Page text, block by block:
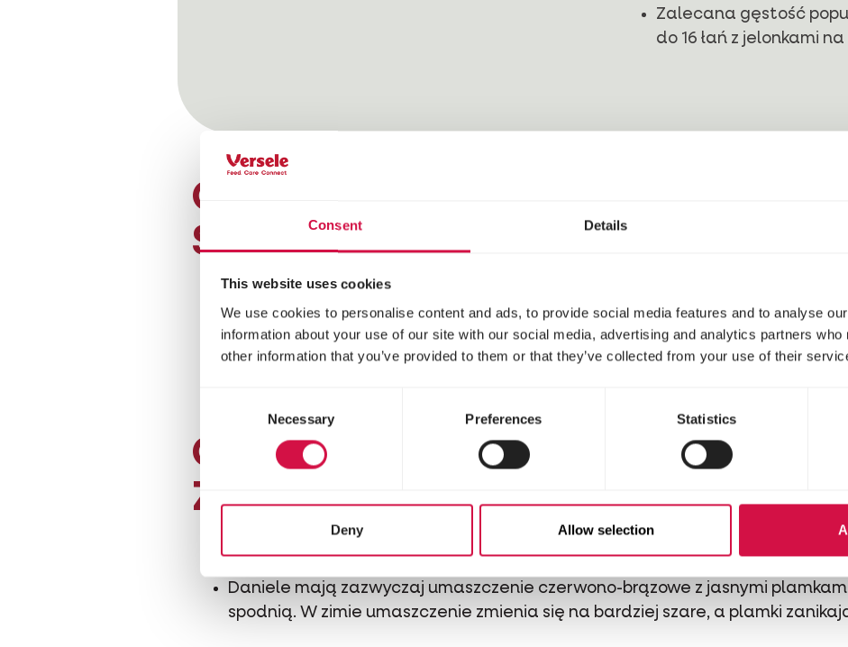
Consent Details
This website uses cookies
We use cookies to personalise content and ads, to provide social media features and to analyse
information about your use of our site with our social media, advertising and analytics partners
other information that you’ve provided to them or that they’ve collected from your use of their
Necessary Preferences Statistics
Deny Allow selection
Zalecana gęstość
do 16 łań z jelonkami
CIEKAWOSTKI O JELENIACH
SZLACHETNYCH
Jelenie szlachetne mają średnio 162-200 długości i ważą 90-150 kg.
Waga
sięga 300, a nawet 400 kg!
Łanie są o jedną trzecią lub jedną czwartą lżejsze od byków.
Latem ich umaszczenie staje się czerwono-brązowe, a zimą brązowo-szare.
CIEKAWOSTKI O DANIELACH
ZWYCZAJNYCH
Daniele zwyczajne mają 120-175 cm długości.
Daniele mają zazwyczaj umaszczenie czerwono-brązowe z jasnymi
spodnią. W zimie umaszczenie zmienia się na bardziej szare, a plamki